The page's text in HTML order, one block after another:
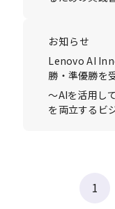
Lenovo AI
勝・準優勝を
～AIを活用し
を両立するビ
お知らせ
1